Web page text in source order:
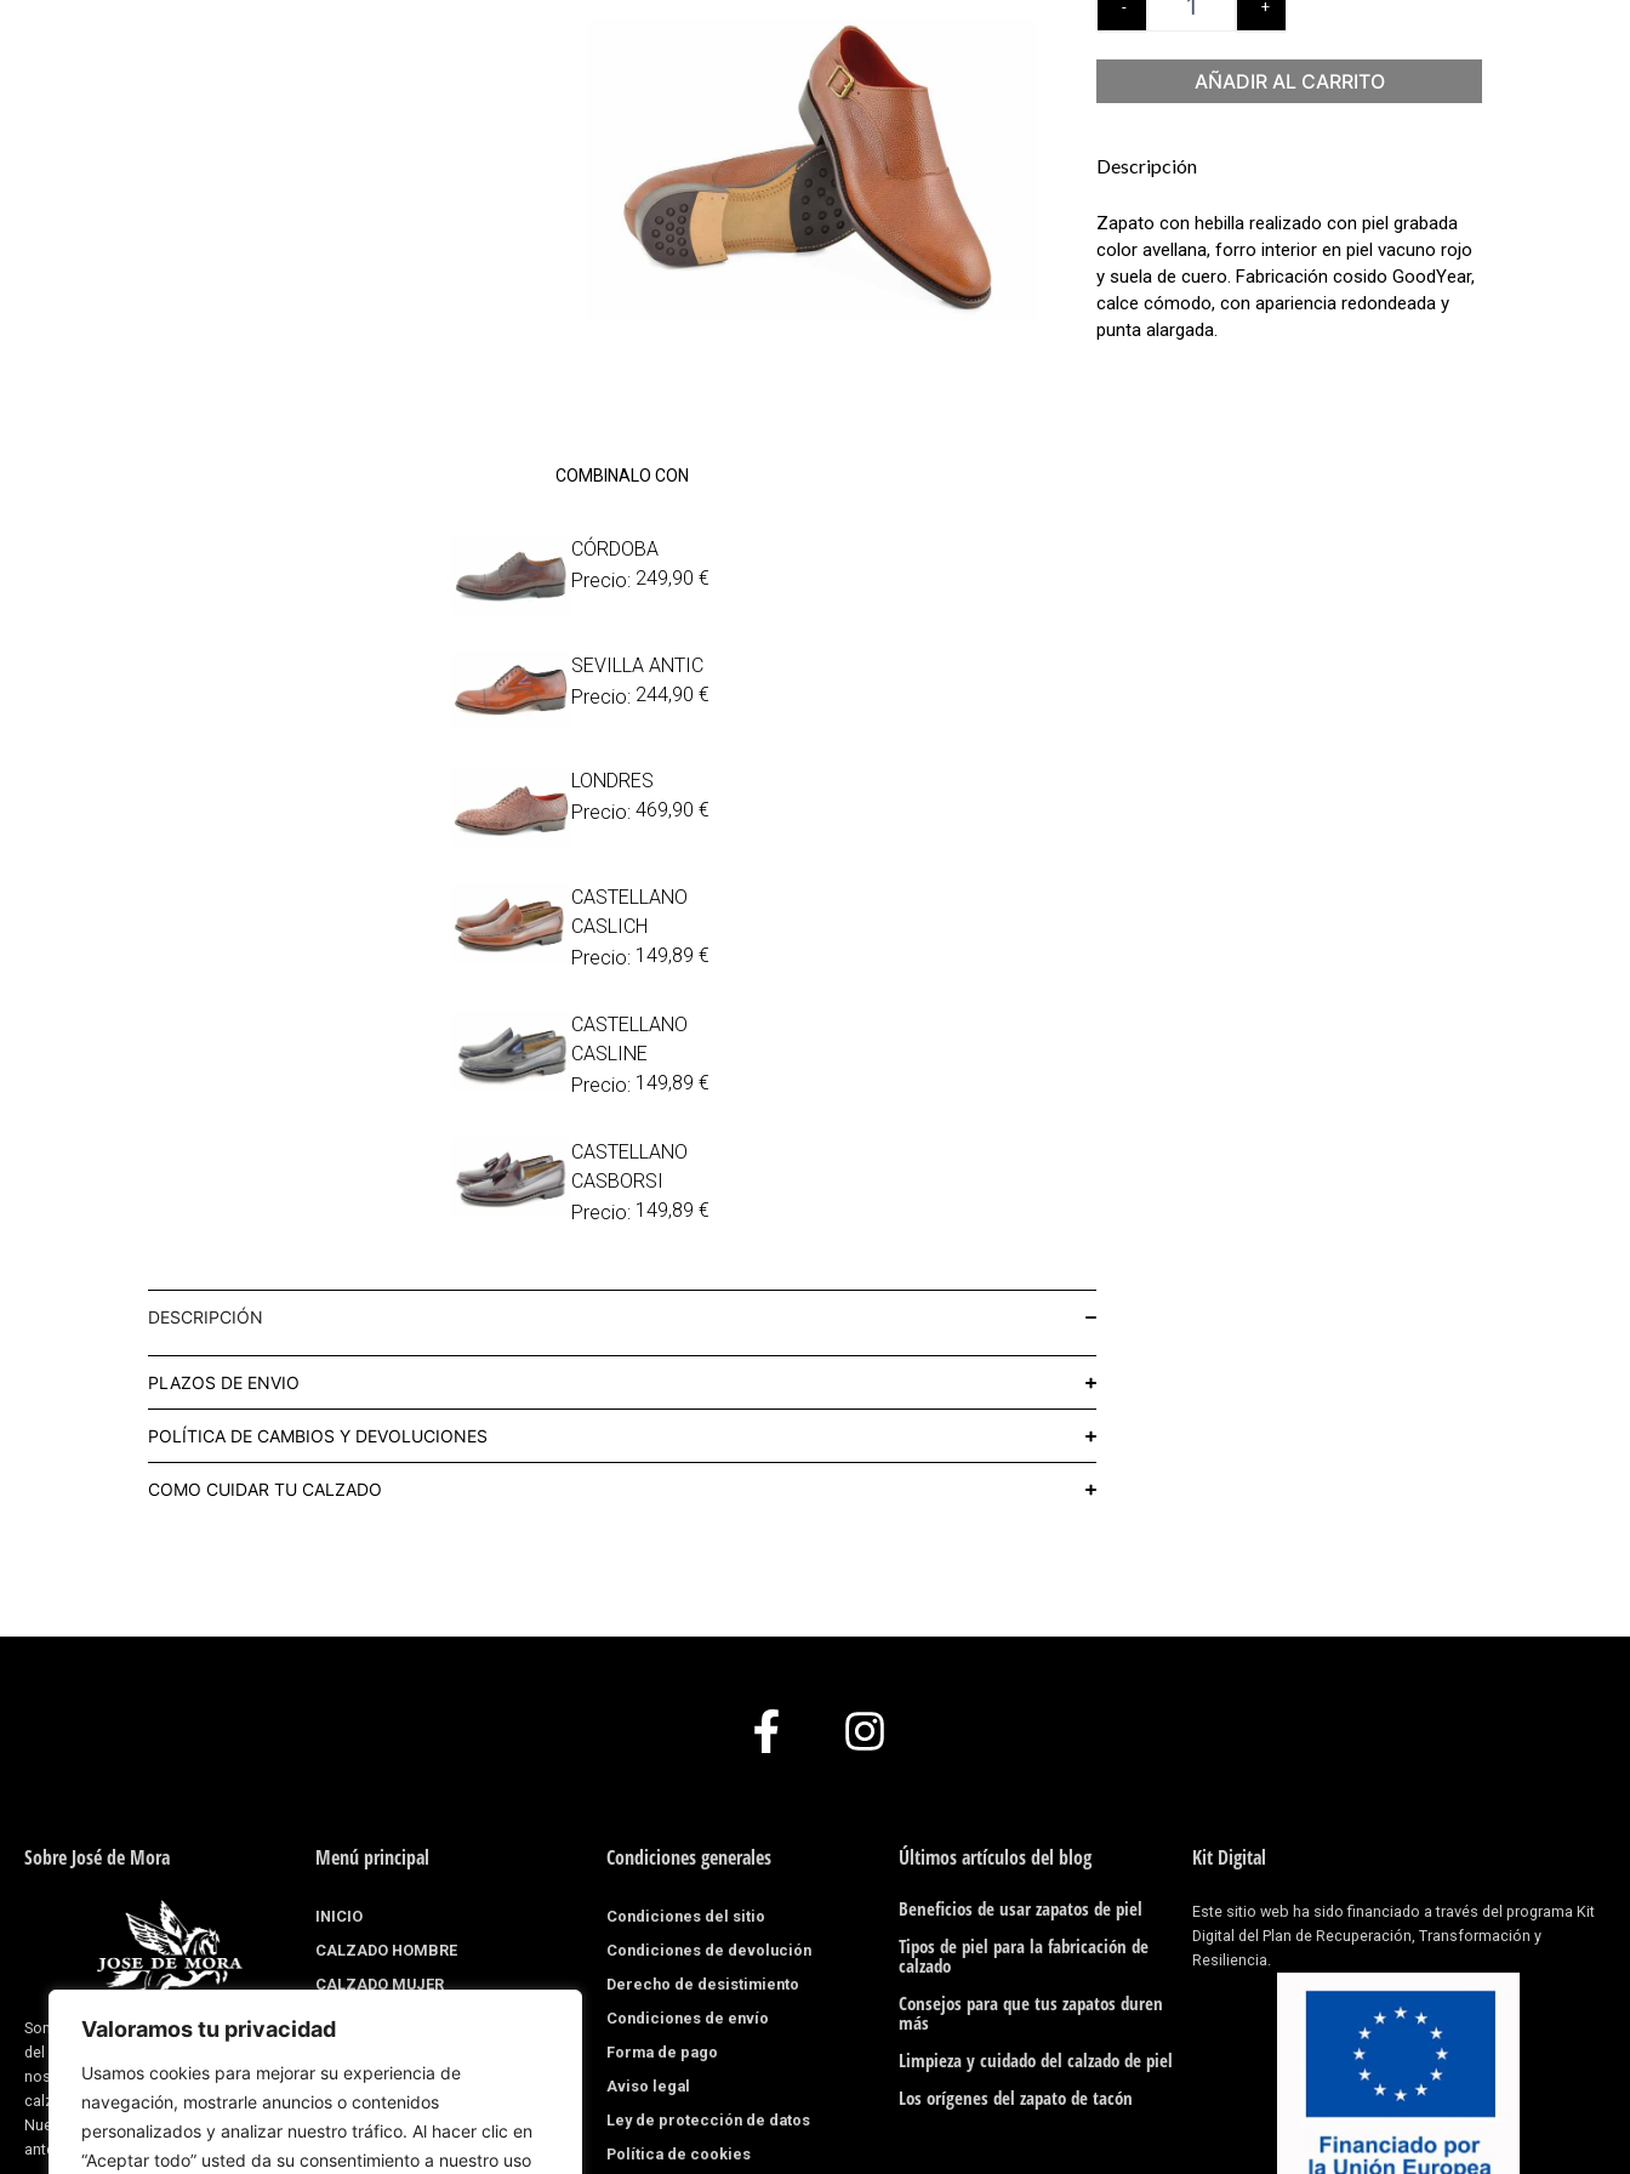
Valoramos tu privacidad
Usamos cookies para mejorar su experiencia de
navegación, mostrarle anuncios o contenidos
personalizados y analizar nuestro tráfico. Al hacer clic en
“Aceptar todo” usted da su consentimiento a nuestro uso
- +
AÑADIR AL CARRITO
Descripción
Zapato con hebilla realizado con piel grabada
color avellana, forro interior en piel vacuno rojo
y suela de cuero. Fabricación cosido GoodYear,
calce cómodo, con apariencia redondeada y
punta alargada.
COMBINALO CON
CÓRDOBA
Precio: 249,90 €
SEVILLA ANTIC
Precio: 244,90 €
LONDRES
Precio: 469,90 €
CASTELLANO
CASLICH
Precio: 149,89 €
CASTELLANO
CASLINE
Precio: 149,89 €
CASTELLANO
CASBORSI
Precio: 149,89 €
DESCRIPCIÓN
PLAZOS DE ENVIO
POLÍTICA DE CAMBIOS Y DEVOLUCIONES
COMO CUIDAR TU CALZADO
F
e
o
o
k
f
I
Sobre José de Mora
Somos una empresa situada en Valverde
del Camino provincia de Huelva (España) y
nos dedicamos a la fabricación de
calzado y productos de guarnicionería.
Nuestra experiencia se remonta a fechas
anteriores del 1870
Menú principal
INICIO
CALZADO HOMBRE
CALZADO MUJER
DISEÑA PARA TI
SOBRE NOSOTROS
BLOG CORPORATIVO
Condiciones generales
Condiciones del sitio
Condiciones de devolución
Derecho de desistimiento
Condiciones de envío
Forma de pago
Aviso legal
Ley de protección de datos
Política de cookies
Últimos artículos del blog
Beneficios de usar zapatos de piel
Tipos de piel para la fabricación de
calzado
Consejos para que tus zapatos duren
más
Limpieza y cuidado del calzado de piel
Los orígenes del zapato de tacón
Kit Digital
Este sitio web ha sido financiado a través del programa Kit
Digital del Plan de Recuperación, Transformación y
Resiliencia.